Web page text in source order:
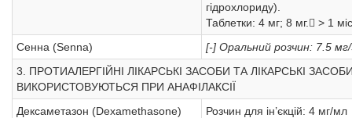
гідрохлориду).
Таблетки: 4 мг; 8 мг. > 1
Сенна (Senna)
[-] Оральний розчин: 7.5
3. ПРОТИАЛЕРГІЙНІ ЛІКАРСЬКІ ЗАСОБИ ТА ЛІКАРСЬКІ
ВИКОРИСТОВУЮТЬСЯ ПРИ АНАФІЛАКСІЇ
Дексаметазон (Dexamethasone)
Розчин для ін’єкцій: 4 мг/мл